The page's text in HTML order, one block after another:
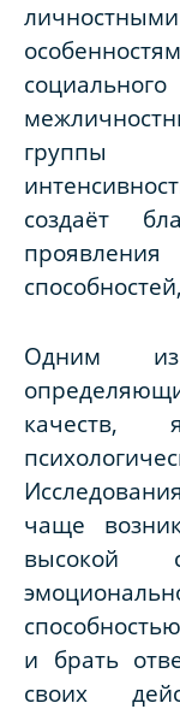
группы
создаёт
Одним из
качеств,
чаще
высокой
и брать
своих